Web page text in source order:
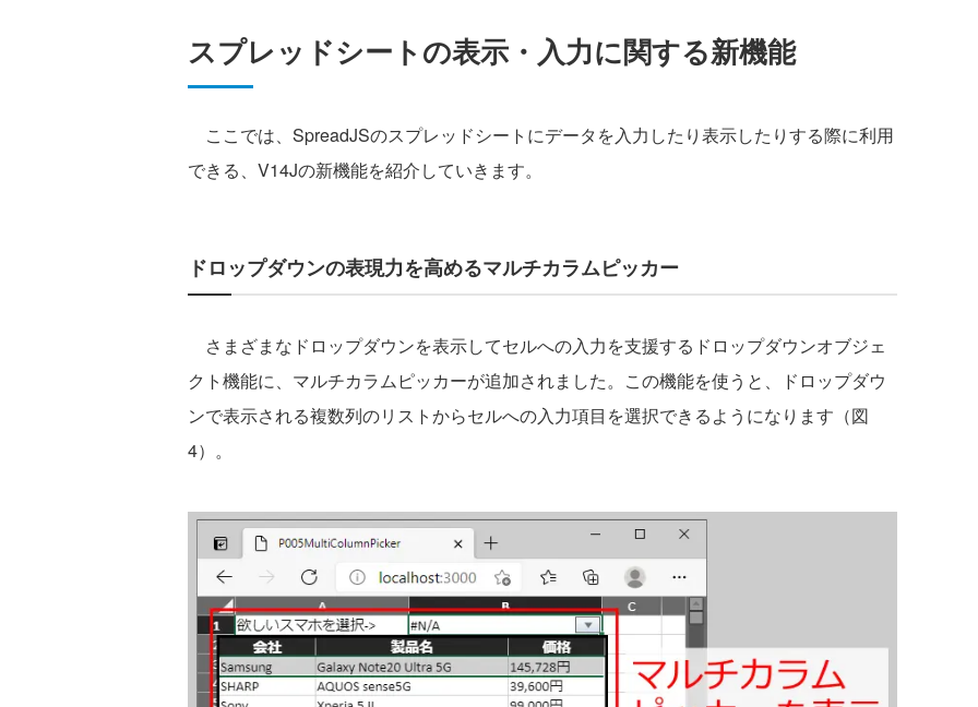
スプレッドシートの表示・入力に関する新機能
ここでは、SpreadJSのスプレッドシートにデータを入力したり表示したりする際に利用
できる、V14Jの新機能を紹介していきます。
ドロップダウンの表現力を高めるマルチカラムピッカー
さまざまなドロップダウンを表示してセルへの入力を支援するドロップダウンオブジェ
クト機能に、マルチカラムピッカーが追加されました。この機能を使うと、ドロップダウ
ンで表示される複数列のリストからセルへの入力項目を選択できるようになります（図
4）。